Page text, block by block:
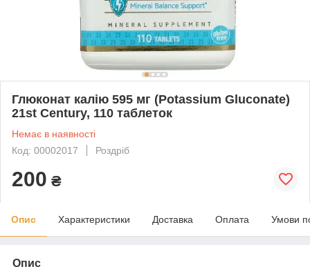
Глюконат калію 595 мг (Potassium Gluconate)
21st Century, 110 таблеток
Немає в наявності
Код: 00002017
Роздріб
200 ₴
Опис Характеристики Доставка Оплата Умови
Опис